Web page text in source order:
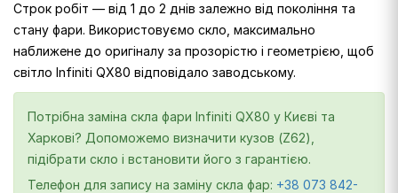
Строк робіт — від 1 до 2 днів залежно від покоління та
стану фари. Використовуємо скло, максимально
наближене до оригіналу за прозорістю і геометрією, щоб
світло Infiniti QX80 відповідало заводському.
Потрібна заміна скла фари Infiniti QX80 у Києві та
Харкові? Допоможемо визначити кузов (Z62),
підібрати скло і встановити його з гарантією.
Телефон для запису на заміну скла фар: +38 073 842-